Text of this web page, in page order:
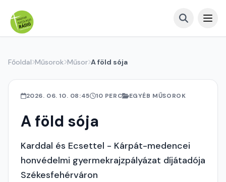
Főoldal Műsorok Műsor A föld sója
2026. 06. 10. 08:45 10 PERC EGYÉB MŰSOROK
A föld sója
Karddal és Ecsettel - Kárpát-medencei
honvédelmi gyermekrajzpályázat díjátadója
Székesfehérváron